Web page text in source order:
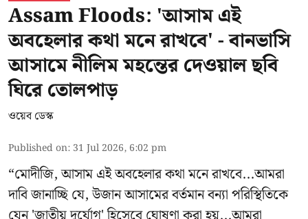
Assam Floods: 'আসাম এই
অবহেলার কথা মনে রাখবে' - বানভাসি
আসামে নীলিম মহন্তের দেওয়াল ছবি
ঘিরে তোলপাড়
ওয়েব ডেস্ক
Published on: 31 Jul 2026, 6:02 pm
“মোদীজি, আসাম এই অবহেলার কথা মনে রাখবে...আমরা
দাবি জানাচ্ছি যে, উজান আসামের বর্তমান বন্যা পরিস্থিতিকে